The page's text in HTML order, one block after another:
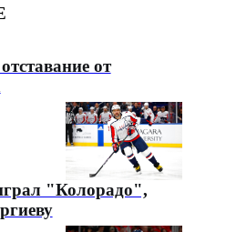
от
"Колорадо",